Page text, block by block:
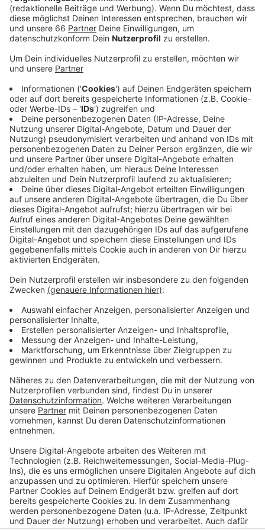
Neben langen Schlangen am Check-In und vor der
Sicherheitskontrolle gab es auch Probleme mit
dem Gepäckförderband. Über 1.000 Gepäckstücke
blieben stehen, berichtet der Flughafen. Beim
Entladen des Gepäcks packte deshalb auch die
Flughafen-Feuerwehr mit an.
Veröffentlicht:Montag, 27.06.2022 12:38
Anzeige
Viele Passagiere mussten trotzdem zunächst ohne
Koffer in die Ferien oder nach Hause. Die
Gewerkschaft ver.di kritisiert die Feuerwehr-Aktion als
weiteren Tiefpunkt am Düsseldorfer Flughafen. Man
habe lange vor einem Debakel zum Ferienbeginn
gewarnt.
Weitere Infos und Links zum Thema
Anzeige
So lief der Ferienstart in NRW:
Düsseldorf: Tipps zum Start in die Sommerferien
Anzeige
Anzeige